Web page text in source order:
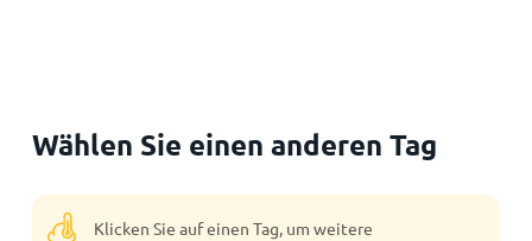
Wählen Sie einen anderen Tag
Klicken Sie auf einen Tag, um weitere